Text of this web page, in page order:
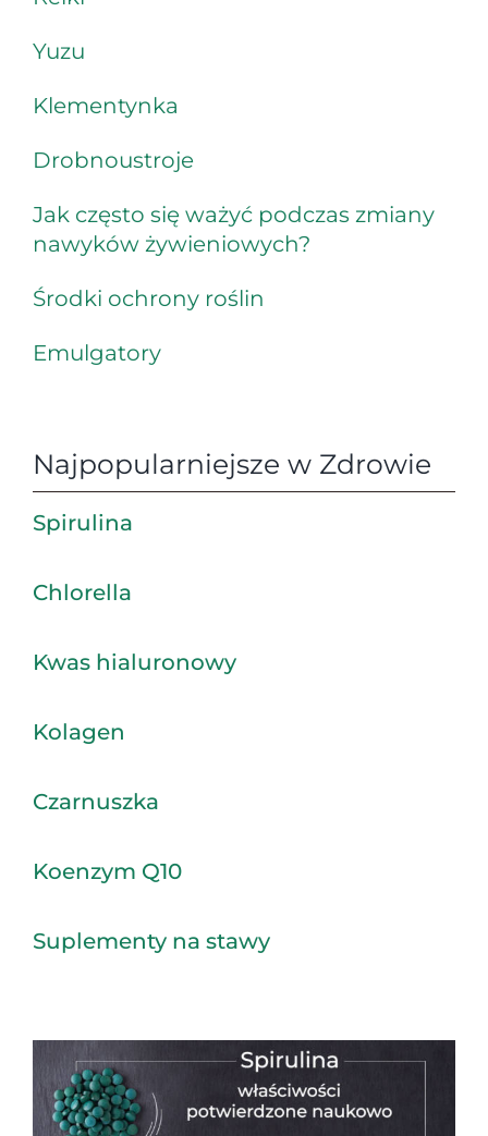
Yuzu
Klementynka
Drobnoustroje
Jak często się ważyć podczas zmiany
nawyków żywieniowych?
Środki ochrony roślin
Emulgatory
Najpopularniejsze w Zdrowie
Spirulina
Chlorella
Kwas hialuronowy
Kolagen
Czarnuszka
Koenzym Q10
Suplementy na stawy